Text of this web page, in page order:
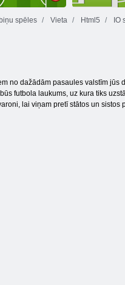
spēles Vieta Html5 IO
no dažādām pasaules valstīm
futbola laukums, uz kura tiks
lai viņam pretī stātos un